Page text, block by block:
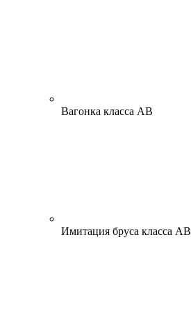
Вагонка класса АВ
Имитация бруса класса АВ